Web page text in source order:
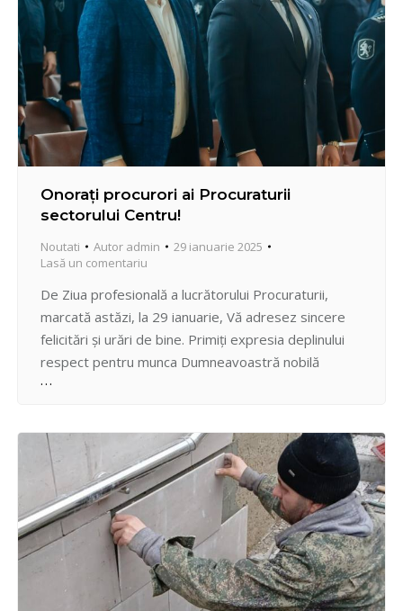
Onorați procurori ai Procuraturii
sectorului Centru!
Noutati Autor admin
29 ianuarie 2025
Lasă un comentariu
De Ziua profesională a lucrătorului Procuraturii,
marcată astăzi, la 29 ianuarie, Vă adresez sincere
felicitări și urări de bine. Primiți expresia deplinului
respect pentru munca Dumneavoastră nobilă
consacrată triumfului Dreptăţii. Ctitoriți în această
DEMCIUCIN, cu înalt profesionalism asigurați
supremaţia legii și protecţia drepturilor şi libertăţilor
omului. Fie ca…